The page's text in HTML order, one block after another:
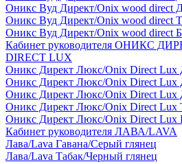
Оникс Вуд Директ/Onix wood direct
Оникс Вуд Директ/Onix wood direct
Оникс Вуд Директ/Onix wood direct
Кабинет руководителя ОНИКС
DIRECT LUX
Оникс Директ Люкс/Onix Direct Lux
Оникс Директ Люкс/Onix Direct Lux
Оникс Директ Люкс/Onix Direct Lux
Оникс Директ Люкс/Onix Direct Lux
Оникс Директ Люкс/Onix Direct Lux
Кабинет руководителя ЛАВА/LAVA
Лава/Lava Гавана/Серый глянец
Лава/Lava Табак/Черный глянец